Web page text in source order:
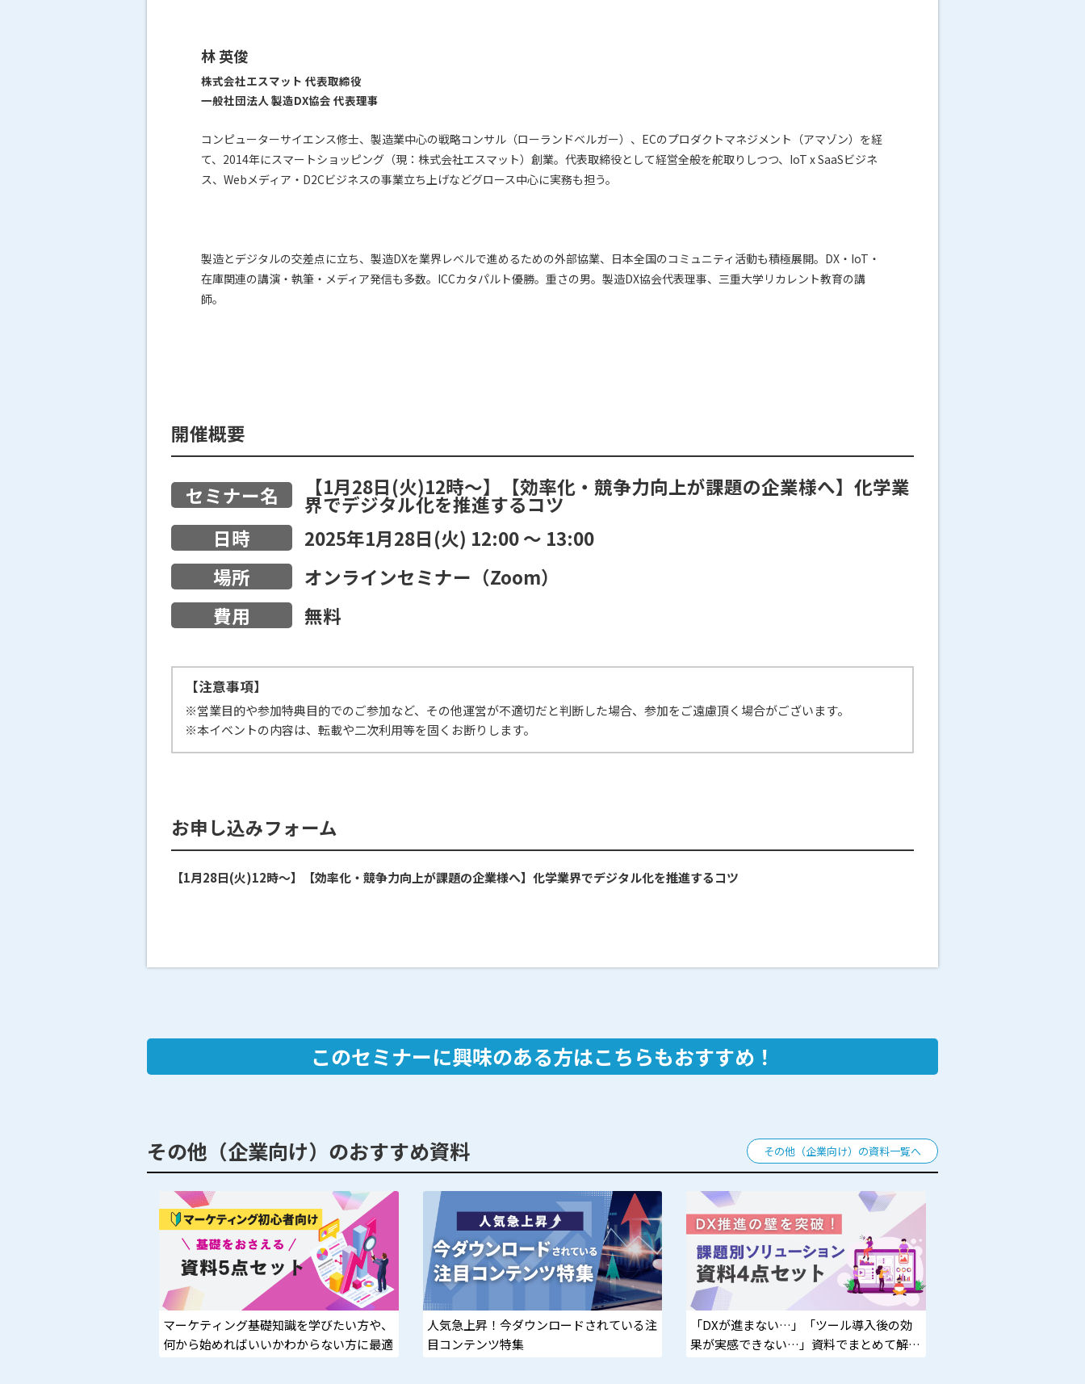
林 英俊
株式会社エスマット 代表取締役
一般社団法人 製造DX協会 代表理事
コンピューターサイエンス修士、製造業中心の戦略コンサル（ローランドベルガー）、ECのプロダクトマネジメント（アマゾン）を経
て、2014年にスマートショッピング（現：株式会社エスマット）創業。代表取締役として経営全般を舵取りしつつ、IoT x SaaSビジネ
ス、Webメディア・D2Cビジネスの事業立ち上げなどグロース中心に実務も担う。
製造とデジタルの交差点に立ち、製造DXを業界レベルで進めるための外部協業、日本全国のコミュニティ活動も積極展開。DX・IoT・
在庫関連の講演・執筆・メディア発信も多数。ICCカタパルト優勝。重さの男。製造DX協会代表理事、三重大学リカレント教育の講
師。
開催概要
セミナー名 【1月28日(火)12時～】【効率化・競争力向上が課題の企業様へ】化学業
界でデジタル化を推進するコツ
日時
2025年1月28日(火) 12:00〜 13:00
場所
オンラインセミナー（Zoom）
費用
無料
【注意事項】
※営業目的や参加特典目的でのご参加など、その他運営が不適切だと判断した場合、参加をご遠慮頂く場合がございます。
※本イベントの内容は、転載や二次利用等を固くお断りします。
お申し込みフォーム
【1月28日(火)12時～】【効率化・競争力向上が課題の企業様へ】化学業界でデジタル化を推進するコツ
このセミナーに興味のある方はこちらもおすすめ！
その他（企業向け）のおすすめ資料 その他（企業向け）の資料一覧へ
マーケティング基礎知識を学びたい方や、
何から始めればいいかわからない方に最適
人気急上昇！今ダウンロードされている注
目コンテンツ特集
「DXが進まない…」「ツール導入後の効
果が実感できない…」資料でまとめて解